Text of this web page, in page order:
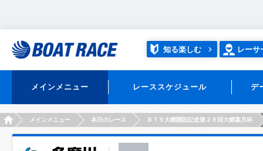
知る楽しむ レーサ
メインメニュー レーススケジュール デ
HOMEメインメニュー 本日のレース ＢＴＳ大郷開設記念第２６回大郷葉月杯